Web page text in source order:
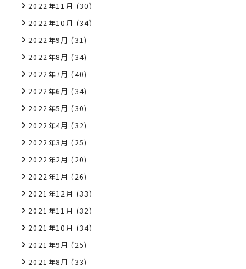
2022年11月 (30)
2022年10月 (34)
2022年9月 (31)
2022年8月 (34)
2022年7月 (40)
2022年6月 (34)
2022年5月 (30)
2022年4月 (32)
2022年3月 (25)
2022年2月 (20)
2022年1月 (26)
2021年12月 (33)
2021年11月 (32)
2021年10月 (34)
2021年9月 (25)
2021年8月 (33)